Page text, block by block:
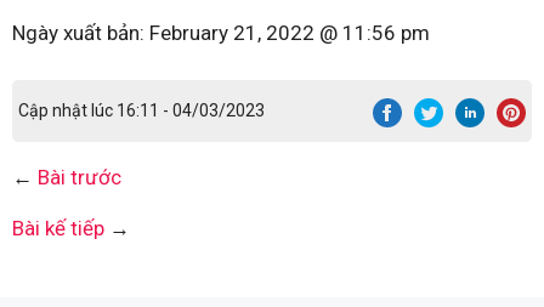
Ngày xuất bản: February 21, 2022 @ 11:56 pm
Cập nhật lúc 16:11 - 04/03/2023
← Bài trước
Bài kế tiếp →